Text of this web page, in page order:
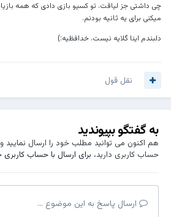
چی داشتی جز لیاقت، تو کسیو بازی دادی که همه
میکنی برای یه ثانیه بودنم.
دلبندم اینا گلایه نیست، خدافظیه:)
نقل قول
به گفتگو بپیوندید
هم اکنون می توانید مطلب خود را ارسال نمایید و
حساب کاربری دارید، برای ارسال با حساب کاربری
ارسال پاسخ به این موضوع ...